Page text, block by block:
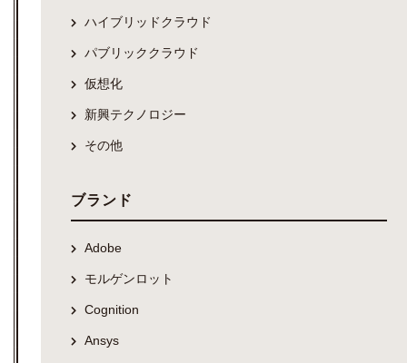
ハイブリッドクラウド
パブリッククラウド
仮想化
新興テクノロジー
その他
ブランド
Adobe
モルゲンロット
Cognition
Ansys